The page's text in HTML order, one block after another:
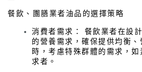
餐飲、團膳業者油品的選擇策略
消費者需求： 餐飲業者在設
的營養需求，確保提供均衡、
時，考慮特殊群體的需求，
求者。​